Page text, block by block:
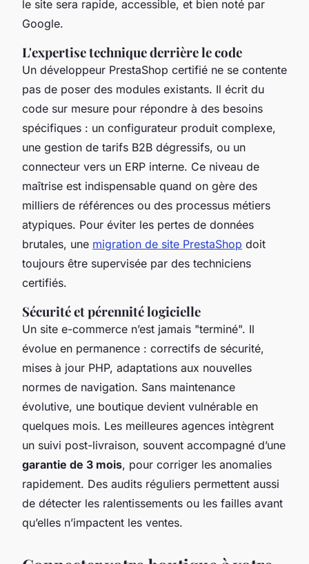
le site sera rapide, accessible, et bien noté par
Google.
L'expertise technique derrière le code
Un développeur PrestaShop certifié ne se contente
pas de poser des modules existants. Il écrit du
code sur mesure pour répondre à des besoins
spécifiques : un configurateur produit complexe,
une gestion de tarifs B2B dégressifs, ou un
connecteur vers un ERP interne. Ce niveau de
maîtrise est indispensable quand on gère des
milliers de références ou des processus métiers
atypiques. Pour éviter les pertes de données
brutales, une migration de site PrestaShop doit
toujours être supervisée par des techniciens
certifiés.
Sécurité et pérennité logicielle
Un site e-commerce n’est jamais "terminé". Il
évolue en permanence : correctifs de sécurité,
mises à jour PHP, adaptations aux nouvelles
normes de navigation. Sans maintenance
évolutive, une boutique devient vulnérable en
quelques mois. Les meilleures agences intègrent
un suivi post-livraison, souvent accompagné d’une
garantie de 3 mois, pour corriger les anomalies
rapidement. Des audits réguliers permettent aussi
de détecter les ralentissements ou les failles avant
qu’elles n’impactent les ventes.